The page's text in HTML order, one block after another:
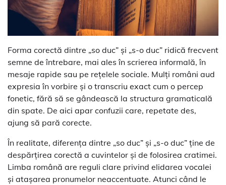
Forma corectă dintre „so duc” și „s-o duc” ridică frecvent
semne de întrebare, mai ales în scrierea informală, în
mesaje rapide sau pe rețelele sociale. Mulți români aud
expresia în vorbire și o transcriu exact cum o percep
fonetic, fără să se gândească la structura gramaticală
din spate. De aici apar confuzii care, repetate des,
ajung să pară corecte.
În realitate, diferența dintre „so duc” și „s-o duc” ține de
despărțirea corectă a cuvintelor și de folosirea cratimei.
Limba română are reguli clare privind elidarea vocalei
și atașarea pronumelor neaccentuate. Atunci când le